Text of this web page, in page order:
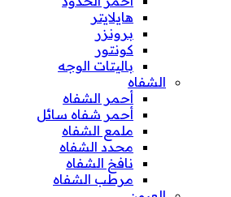
هايلايتر
برونزر
كونتور
باليتات الوجه
الشفاه
أحمر الشفاه
أحمر شفاه سائل
ملمع الشفاه
محدد الشفاه
نافخ الشفاه
مرطب الشفاه